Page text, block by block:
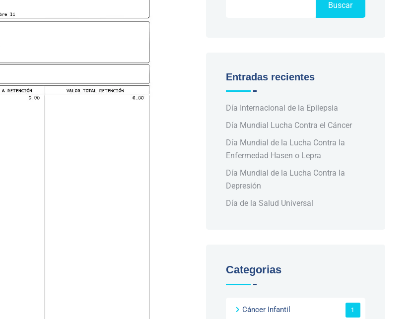
Buscar
Entradas recientes
Día Internacional de la Epilepsia
Día Mundial Lucha Contra el Cáncer
Día Mundial de la Lucha Contra la
Enfermedad Hasen o Lepra
Día Mundial de la Lucha Contra la
Depresión
Día de la Salud Universal
Categorias
Cáncer Infantil 1